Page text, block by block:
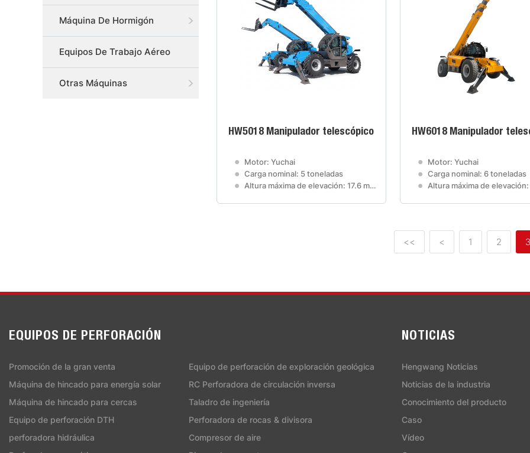
Máquina De Hormigón
Equipos De Trabajo Aéreo
Otras Máquinas
HW5018 Manipulador telescópico
Motor: Yuchai
Carga nominal: 5 toneladas
Altura máxima de elevación: 17.6 metros
HW6018 Manipulador
Motor: Yuchai
Carga nominal: 6 toneladas
Altura máxima de elevación:
<< < 1 2 3
EQUIPOS DE PERFORACIÓN
Promoción de la gran venta
Máquina de hincado para energía solar
Máquina de hincado para cercas
Equipo de perforación DTH
perforadora hidráulica
Equipo de perforación de exploración geológica
RC Perforadora de circulación inversa
Taladro de ingeniería
Perforadora de rocas & divisora
Compresor de aire
NOTICIAS
Hengwang Noticias
Noticias de la industria
Conocimiento del producto
Caso
Vídeo